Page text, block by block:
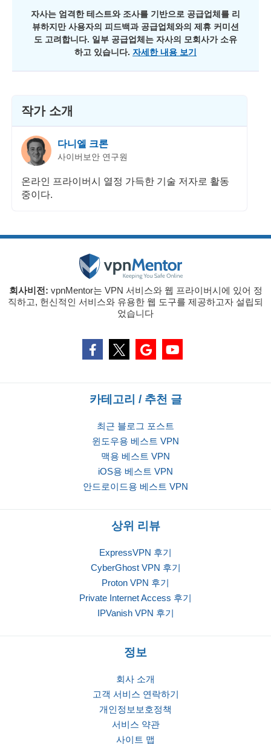
자사는 엄격한 테스트와 조사를 기반으로 공급업체를 리
뷰하지만 사용자의 피드백과 공급업체와의 제휴 커미션
도 고려합니다. 일부 공급업체는 자사의 모회사가 소유
하고 있습니다. 자세한 내용 보기
작가 소개
다니엘 크론
사이버보안 연구원
온라인 프라이버시 열정 가득한 기술 저자로 활동
중이다.
회사비전: vpnMentor는 VPN 서비스와 웹 프라이버시에 있어 정
직하고, 헌신적인 서비스와 유용한 웹 도구를 제공하고자 설립되
었습니다
카테고리 / 추천 글
최근 블로그 포스트
윈도우용 베스트 VPN
맥용 베스트 VPN
iOS용 베스트 VPN
안드로이드용 베스트 VPN
상위 리뷰
ExpressVPN 후기
CyberGhost VPN 후기
Proton VPN 후기
Private Internet Access 후기
IPVanish VPN 후기
정보
회사 소개
고객 서비스 연락하기
개인정보보호정책
서비스 약관
사이트 맵